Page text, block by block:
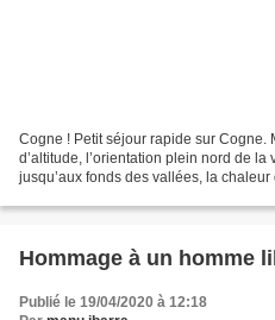
Cogne ! Petit séjour rapide sur Cogne.
d’altitude, l’orientation plein nord de
jusqu’aux fonds des vallées, la
Hommage à un homme
Publié le 19/04/2020 à 12:18